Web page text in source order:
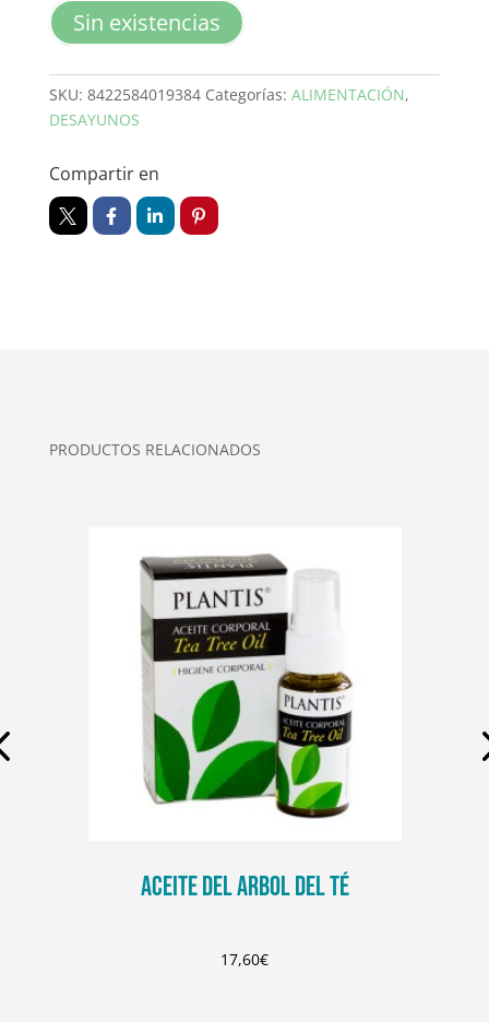
Sin existencias
SKU: 8422584019384 Categorías: ALIMENTACIÓN,
DESAYUNOS
Compartir en
PRODUCTOS RELACIONADOS
ACEITE DEL ARBOL DEL TÉ
17,60€